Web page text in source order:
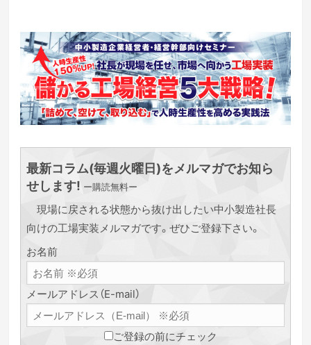
最新コラム(毎週火曜日)をメルマガでお知ら
せします! ー購読無料ー
現場に戻される状態から抜け出したい中小製造社長
向けの工場実装メルマガです。ぜひご登録下さい。
お名前
メールアドレス（E-mail）
ご登録の前にチェック